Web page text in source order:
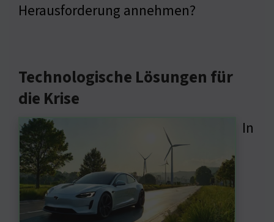
Herausforderung annehmen?
Technologische Lösungen für
die Krise
In